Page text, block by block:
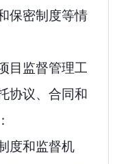
保密制度等情
目监督管理工
协议、合同和
度和监督机